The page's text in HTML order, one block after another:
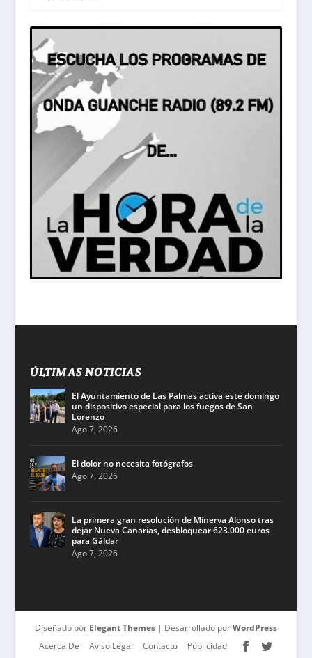
ÚLTIMAS NOTICIAS
El Ayuntamiento de Las Palmas activa este domingo
un dispositivo especial para los fuegos de San
Lorenzo
Ago 7, 2026
El dolor no necesita fotógrafos
Ago 7, 2026
La primera gran resolución de Minerva Alonso tras
dejar Nueva Canarias, desbloquear 623.000 euros
para Gáldar
Ago 7, 2026
Diseñado por Elegant Themes| Desarrollado porWordPress
Acerca De
Aviso Legal Contacto Publicidad